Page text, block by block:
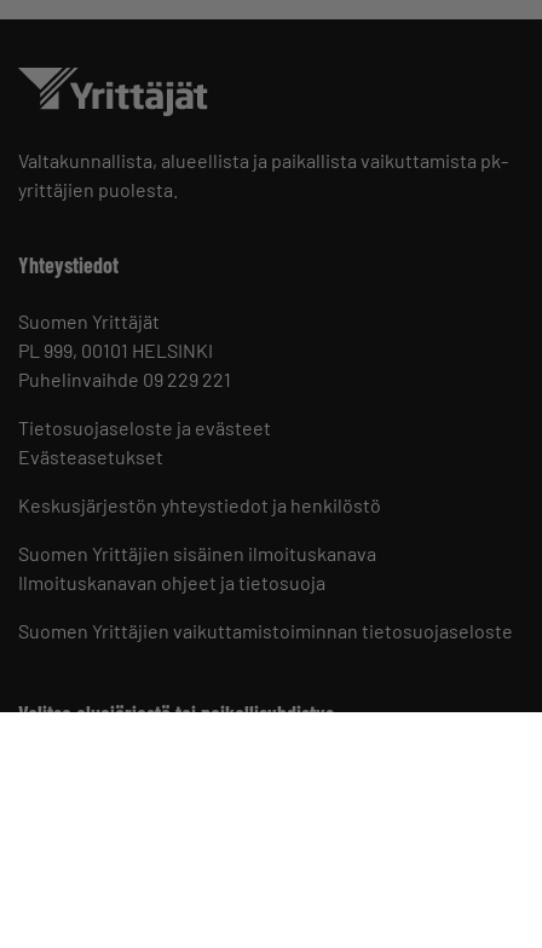
Valtakunnallista, alueellista ja paikallista vaikuttamista pk-
yrittäjien puolesta.
Yhteystiedot
Suomen Yrittäjät
PL 999, 00101 HELSINKI
Puhelinvaihde 09 229 221
Tietosuojaseloste ja evästeet
Evästeasetukset
Keskusjärjestön yhteystiedot ja henkilöstö
Suomen Yrittäjien sisäinen ilmoituskanava
Ilmoituskanavan ohjeet ja tietosuoja
Suomen Yrittäjien vaikuttamistoiminnan tietosuojaseloste
Valitse aluejärjestö tai paikallisyhdistys